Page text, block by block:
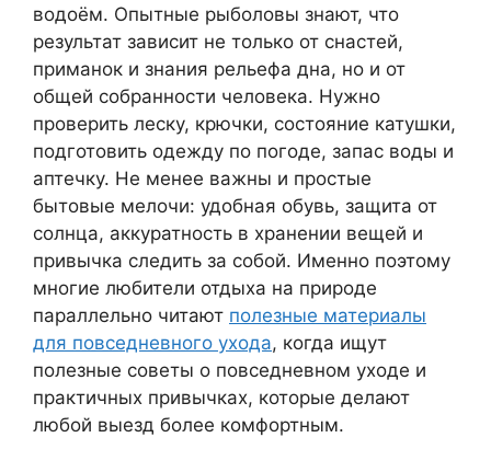
водоём. Опытные рыболовы знают, что
результат зависит не только от снастей,
приманок и знания рельефа дна, но и от
общей собранности человека. Нужно
проверить леску, крючки, состояние катушки,
подготовить одежду по погоде, запас воды и
аптечку. Не менее важны и простые
бытовые мелочи: удобная обувь, защита от
солнца, аккуратность в хранении вещей и
привычка следить за собой. Именно поэтому
многие любители отдыха на природе
параллельно читают полезные материалы
для повседневного ухода, когда ищут
полезные советы о повседневном уходе и
практичных привычках, которые делают
любой выезд более комфортным.